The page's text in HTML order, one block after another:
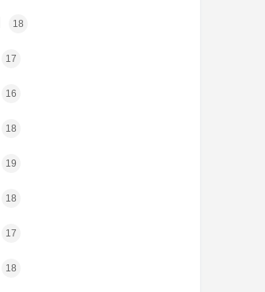
18
17
16
18
19
18
17
18